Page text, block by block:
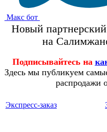
Макс бот
Новый
на
Подписывайтесь на
Здесь мы публикуем
распродажи
Экспресс-заказ